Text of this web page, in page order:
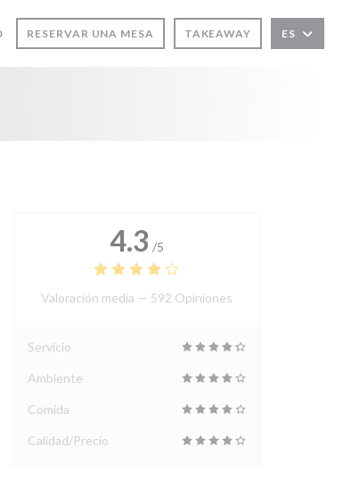
RESERVAR UNA MESA TAKEAWAY ES
4.3 /5
Valoración media — 592 Opiniones
Servicio
Ambiente
Comida
Calidad/Precio